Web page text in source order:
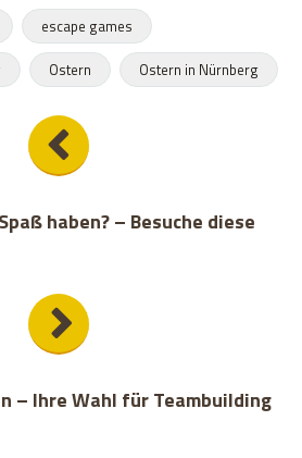
escape games
Ostern Ostern in Nürnberg
haben? – Besuche diese
– Ihre Wahl für Teambuilding